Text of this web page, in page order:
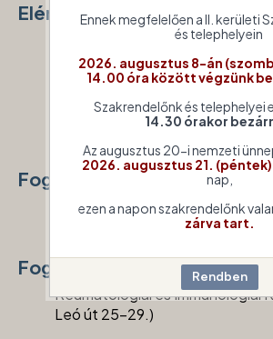
Elérhetősége
étfő - csütörtök: 08:00-16:30,
14:00)
Telefon: +36 (20) 489 9520
E-mail:
Fogadóóra
telefonon előre egyeztetett
Fogadóóra helye
Reumatológiai és Immunológiai
Leó út 25-29.)
Ennek megfelelően a II. kerületi
és telephelyein
2026. augusztus 8-án
14.00 óra között végzünk
Szakrendelőnk és telephelyei
14.30 órakor
Az augusztus 20-i nemzeti
2026. augusztus 21. (péntek)
nap,
ezen a napon szakrendelőnk
zárva tart.